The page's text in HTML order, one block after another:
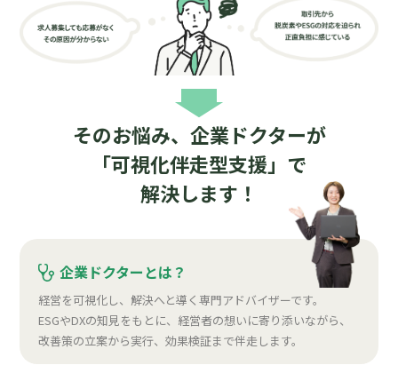
そのお悩み、企業ドクターが
「可視化伴走型支援」で
解決します！
企業ドクターとは？
経営を可視化し、解決へと導く専門アドバイザーです。
ESGやDXの知見をもとに、経営者の想いに寄り添いながら、
改善策の立案から実行、効果検証まで伴走します。